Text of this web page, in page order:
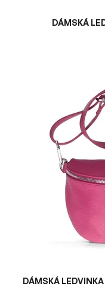
DÁMSKÁ
DÁMSKÁ